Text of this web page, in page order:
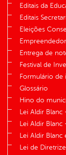
Editais da
Editais
Eleições
Entrega de
Festival de
Formulário de
Glossário
Hino do
Lei Aldir Blanc
Lei Aldir Blanc
Lei Aldir Blanc
Lei de